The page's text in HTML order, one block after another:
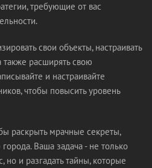
требующие от вас
свои объекты, настраивать
также расширять свою
и настраивайте
чтобы повысить уровень
раскрыть мрачные секреты,
Ваша задача - не только
но и разгадать тайны, которые